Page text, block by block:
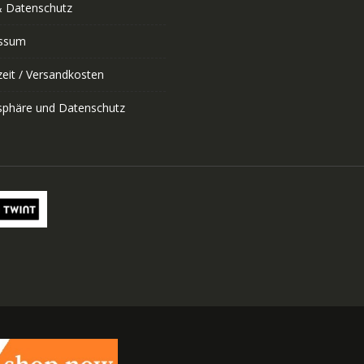
Datenschutz
/ Versandkosten
und Datenschutz